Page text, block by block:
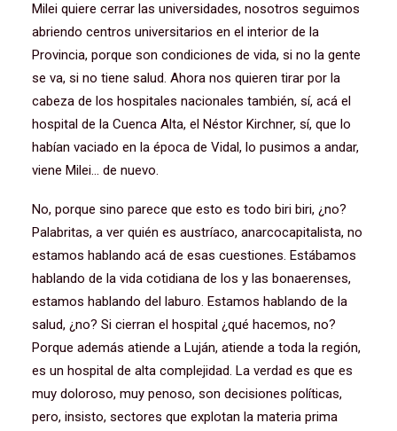
Milei quiere cerrar las universidades, nosotros seguimos
abriendo centros universitarios en el interior de la
Provincia, porque son condiciones de vida, si no la gente
se va, si no tiene salud. Ahora nos quieren tirar por la
cabeza de los hospitales nacionales también, sí, acá el
hospital de la Cuenca Alta, el Néstor Kirchner, sí, que lo
habían vaciado en la época de Vidal, lo pusimos a andar,
viene Milei… de nuevo.
No, porque sino parece que esto es todo biri biri, ¿no?
Palabritas, a ver quién es austríaco, anarcocapitalista, no
estamos hablando acá de esas cuestiones. Estábamos
hablando de la vida cotidiana de los y las bonaerenses,
estamos hablando del laburo. Estamos hablando de la
salud, ¿no? Si cierran el hospital ¿qué hacemos, no?
Porque además atiende a Luján, atiende a toda la región,
es un hospital de alta complejidad. La verdad es que es
muy doloroso, muy penoso, son decisiones políticas,
pero, insisto, sectores que explotan la materia prima